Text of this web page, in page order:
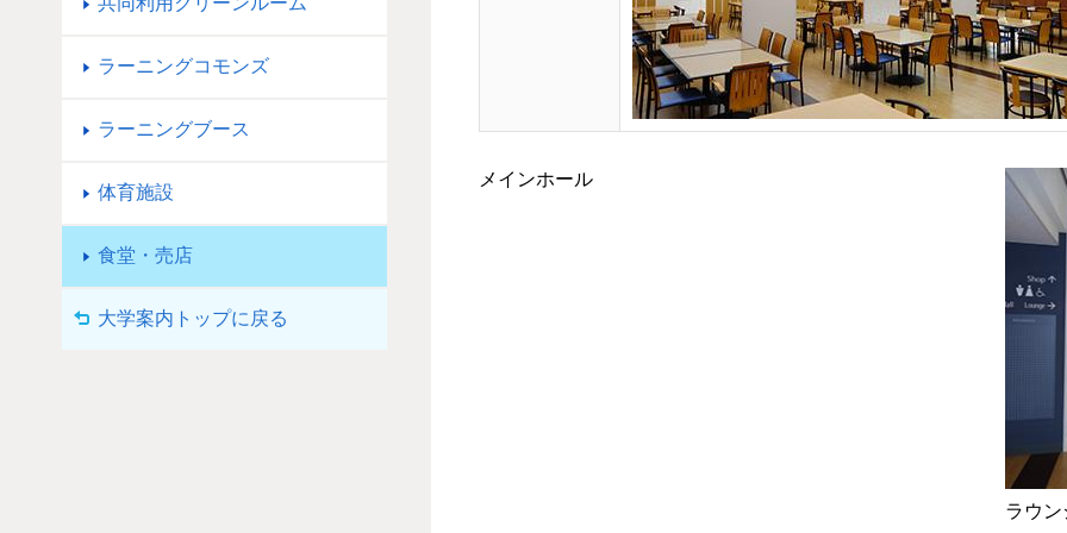
メインホール
ラウン
ラーニングコモンズ
ラーニングブース
体育施設
食堂・売店
大学案内トップに戻る